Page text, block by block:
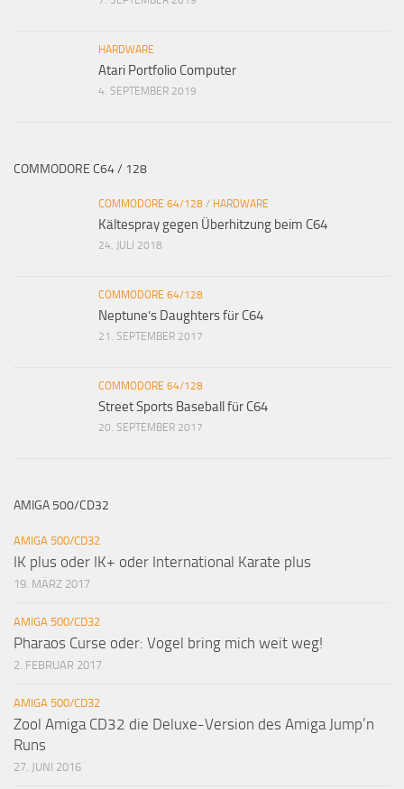
HARDWARE
Atari Portfolio Computer
4. SEPTEMBER 2019
COMMODORE C64 / 128
COMMODORE 64/128 / HARDWARE
Kältespray gegen Überhitzung beim C64
24. JULI 2018
COMMODORE 64/128
Neptune’s Daughters für C64
21. SEPTEMBER 2017
COMMODORE 64/128
Street Sports Baseball für C64
20. SEPTEMBER 2017
AMIGA 500/CD32
AMIGA 500/CD32
IK plus oder IK+ oder International Karate plus
19. MÄRZ 2017
AMIGA 500/CD32
Pharaos Curse oder: Vogel bring mich weit weg!
2. FEBRUAR 2017
AMIGA 500/CD32
Zool Amiga CD32 die Deluxe-Version des Amiga Jump’n
Runs
27. JUNI 2016